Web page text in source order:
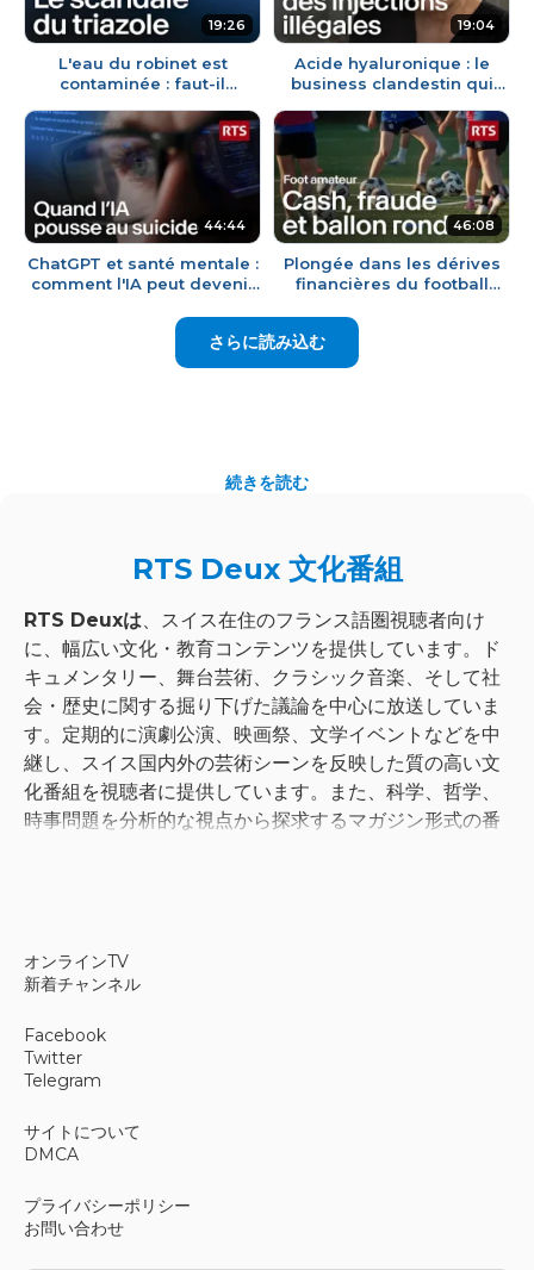
19:26
L'eau du robinet est
contaminée : faut-il
19:04
Acide hyaluronique : le
business clandestin qui
RTS
44:44
ChatGPT et santé mentale :
comment l'IA peut devenir
46:08
Plongée dans les dérives
financières du football
さらに読み込む
続きを読む
RTS Deux 文化番組
RTS Deuxは、スイス在住のフランス語圏視聴者向け
に、幅広い文化・教育コンテンツを提供しています。ド
キュメンタリー、舞台芸術、クラシック音楽、そして社
会・歴史に関する掘り下げた議論を中心に放送していま
す。定期的に演劇公演、映画祭、文学イベントなどを中
継し、スイス国内外の芸術シーンを反映した質の高い文
化番組を視聴者に提供しています。また、科学、哲学、
時事問題を分析的な視点から探求するマガジン形式の番
ドキュメンタリーは放送局のアイデンティティの中核を
成すものであり、ヨーロッパの歴史、環境問題、世界の
文化遺産などを題材にした番組が数多く制作されていま
し、視覚芸術、建築、映画に関するシリーズ番組を定期
的に放送しています。長編ドキュメンタリーや、主要な
コンサートホールやオペラハウスでの公演録画に多くの
放送時間を割いている点も、この放送局の特徴です。ニ
オンラインTV
新着チャンネル
Facebook
Twitter
Telegram
サイトについて
DMCA
プライバシーポリシー
お問い合わせ